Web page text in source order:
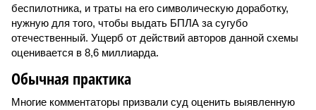
беспилотника, и траты на его символическую доработку,
нужную для того, чтобы выдать БПЛА за сугубо
отечественный. Ущерб от действий авторов данной схемы
оценивается в 8,6 миллиарда.
Обычная практика
Многие комментаторы призвали суд оценить выявленную